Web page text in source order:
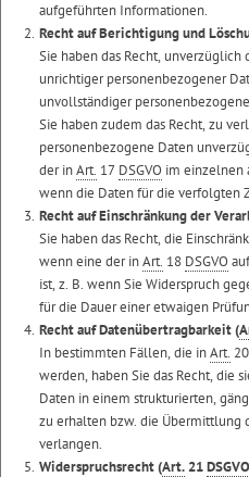
aufgeführten Informationen.
Recht auf Berichtigung und
Sie haben das Recht,
unrichtiger personenbezogener
unvollständiger
Sie haben zudem das Recht, zu
personenbezogene Daten
der inArt. 17 DSGVO im einzelnen
wenn die Daten für die verfolgten
Recht auf Einschränkung der
Sie haben das Recht, die
wenn eine der inArt. 18 DSGVO
ist, z. B. wenn Sie Widerspruch
für die Dauer einer etwaigen
Recht auf Datenübertragbarkeit (
In bestimmten Fällen, die inArt. 20
werden, haben Sie das Recht, die
Daten in einem strukturierten,
zu erhalten bzw. die Übermittlung
verlangen.
Widerspruchsrecht (Art. 21DSGVO